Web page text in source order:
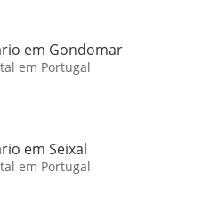
em Gondomar
em Portugal
em Seixal
em Portugal